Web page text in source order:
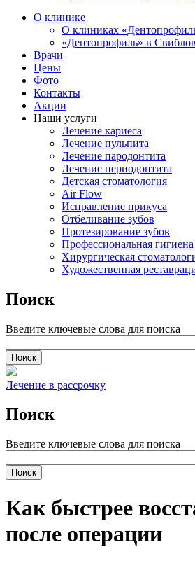
О клинике
О клиниках
«Дентопрофиль» в
Врачи
Цены
Фото
Контакты
Акции
Наши услуги
Лечение кариеса
Лечение пульпита
Лечение пародонтита
Лечение периодонтита
Детская стоматология
Air Flow
Исправление прикуса
Отбеливание зубов
Протезирование зубов
Профессиональная гигиена
Хирургическая
Художественная
Поиск
Введите ключевые слова для поиска
Лечение в рассрочку
Поиск
Введите ключевые слова для поиска
Как быстрее
после операции